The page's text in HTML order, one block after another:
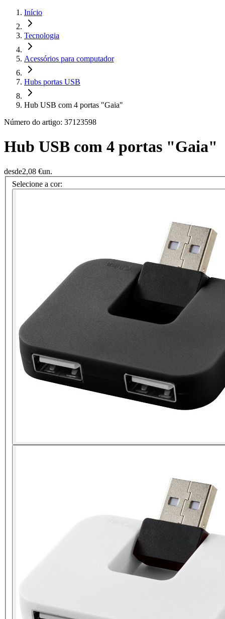
Início
Tecnologia
Acessórios para computador
Hubs portas USB
Hub USB com 4 portas "Gaia"
Número do artigo: 37123598
Hub USB com 4 portas "Gaia"
desde2,08 €un.
Selecione a cor: